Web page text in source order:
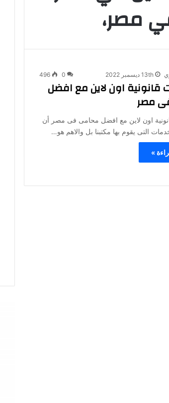
مصر،
13th ديسمبر 2022 0
496
قانونية اون لاين مع افضل
مصر
اون لاين مع افضل محامى فى مصر أن
التى يقوم بها مكتبنا بل والاهم هو…
»